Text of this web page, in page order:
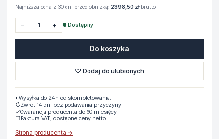
Najniższa cena z 30 dni przed obniżką: 2398,50 złbrutto
− + ● Dostępny
Do koszyka
♡ Dodaj do ulubionych
◐ Wysyłka do 24h od skompletowania.
↻Zwrot 14 dni bez podawania przyczyny
✓Gwarancja producenta do 60 miesięcy
▢Faktura VAT, dostępne ceny netto
Strona producenta →